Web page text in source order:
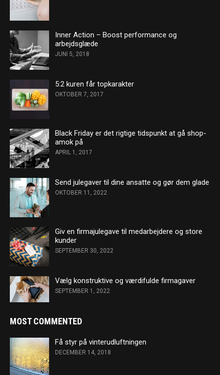
Inner Action – Boost performance og
arbejdsglæde
JUNI 5, 2018
5:2 kuren får topkarakter
OKTOBER 7, 2017
Black Friday er det rigtige tidspunkt at gå shop-
amok på
APRIL 1, 2017
Send julegaver til dine ansatte og gør dem glade
OKTOBER 11, 2022
Giv en firmajulegave til medarbejdere og store
kunder
SEPTEMBER 30, 2022
Vælg konstruktive og værdifulde firmagaver
SEPTEMBER 1, 2022
MOST COMMENTED
Få styr på vinterudluftningen
DECEMBER 14, 2018